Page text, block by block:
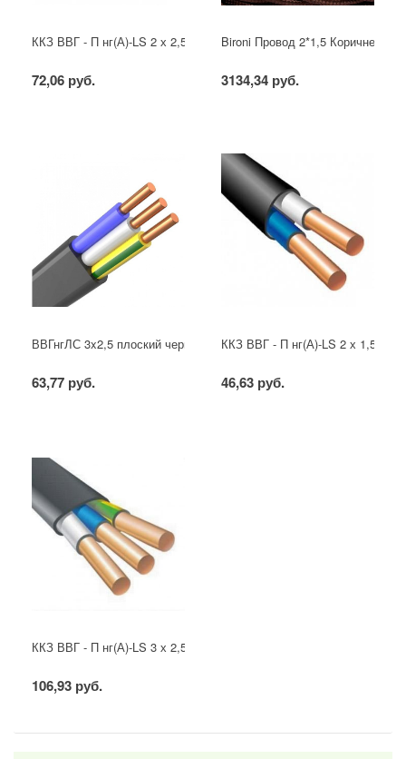
ККЗ ВВГ - П нг(А)-LS 2 х 2,5 ГОСТ
72,06 руб.
Bironi Провод 2*1,5 Коричневый
3134,34 руб.
ВВГнгЛС 3x2,5 плоский черный
63,77 руб.
ККЗ ВВГ - П нг(А)-LS 2 х 1,5
46,63 руб.
ККЗ ВВГ - П нг(А)-LS 3 х 2,5 ГОСТ
106,93 руб.